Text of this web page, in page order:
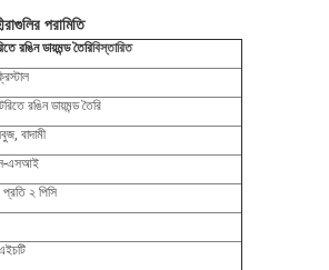
পরামিতি
রঙিন ডায়মন্ড তৈরিবিস্তারিত
রঙিন ডায়মন্ড তৈরি
বাদামী
এসআই
প্রতি ২ পিসি